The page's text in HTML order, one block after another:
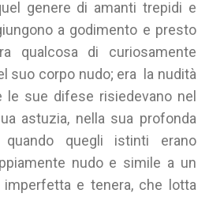
genere di amanti trepidi e
a godimento e presto
qualcosa di curiosamente
suo corpo nudo; era la nudità
le sue difese risiedevano nel
astuzia, nella sua profonda
quegli istinti erano
nudo e simile a un
imperfetta e tenera, che lotta